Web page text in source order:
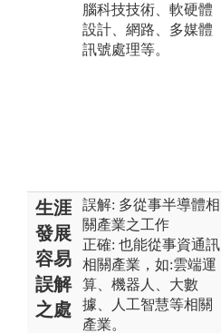
腦科技技術、軟硬體
設計、網路、多媒體
訊號處理等。
生涯
發展
容易
誤解
之處
誤解: 多從事半導體相
關產業之工作
正確: 也能從事資通訊
相關產業，如:雲端運
算、機器人、大數
據、人工智慧等相關
產業。